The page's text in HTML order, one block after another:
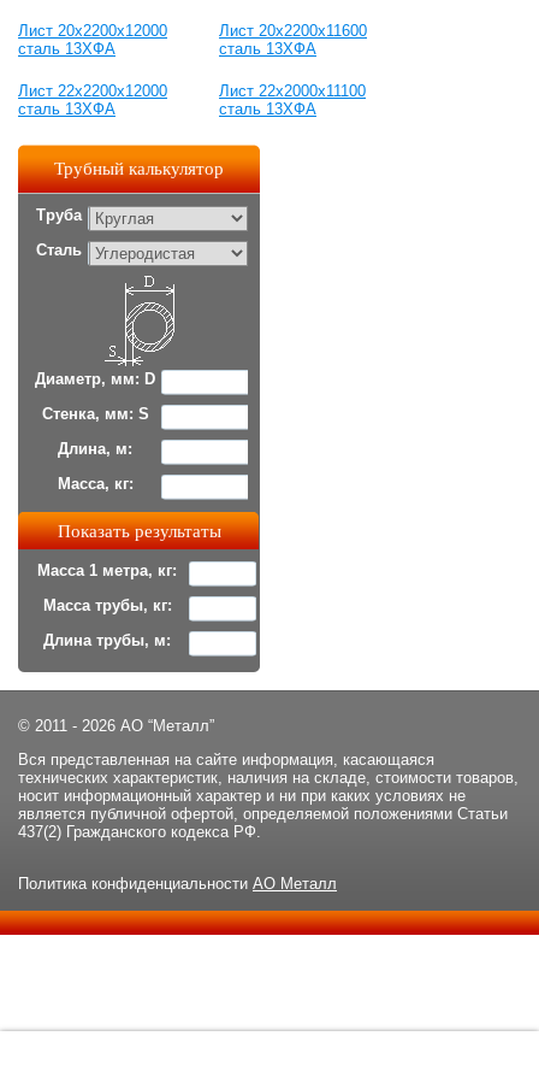
Лист 20х2200х12000
сталь 13ХФА
Лист 20х2200х11600
сталь 13ХФА
Лист 22х2200х12000
сталь 13ХФА
Лист 22х2000х11100
сталь 13ХФА
Трубный калькулятор
Труба
Сталь
Диаметр, мм: D
Стенка, мм: S
Длина, м:
Масса, кг:
Масса 1 метра, кг:
Масса трубы, кг:
Длина трубы, м:
© 2011 - 2026 АО “Металл”
Вся представленная на сайте информация, касающаяся
технических характеристик, наличия на складе, стоимости товаров,
носит информационный характер и ни при каких условиях не
является публичной офертой, определяемой положениями Статьи
437(2) Гражданского кодекса РФ.
Политика конфиденциальности АО Металл